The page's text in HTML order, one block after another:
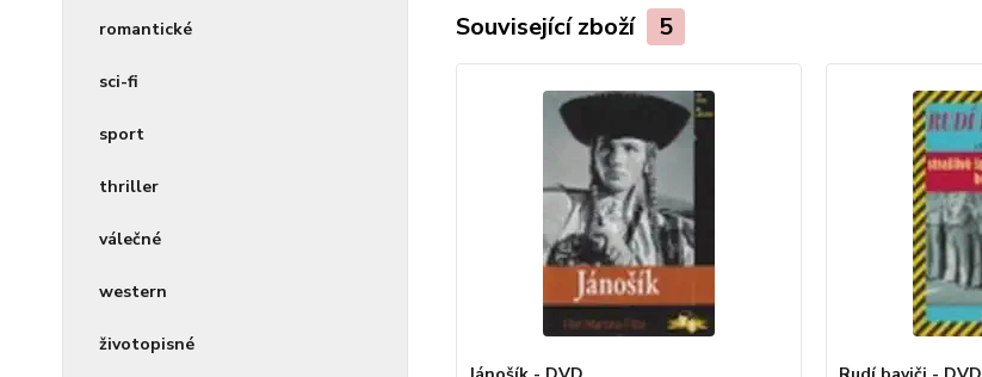
romantické
sci-fi
sport
thriller
válečné
western
životopisné
Související zboží 5